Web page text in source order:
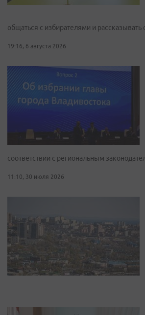
общаться с избирателями и рассказывать
19:16, 6 августа 2026
соответствии с региональным
11:10, 30 июля 2026